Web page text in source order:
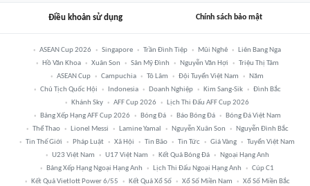
Điều khoản sử dụng Chính sách bảo mật
ASEAN Cup 2026 Singapore Trần Đình Tiệp Mũi Nghê
Liên Bang Nga
Hồ Văn Khoa
Xuân Son Sân Mỹ Đình Nguyễn Văn Hợi
Triệu Thị Tâm
ASEAN Cup
Campuchia Tô Lâm Đội Tuyển Việt Nam
Năm
Chủ Tịch Quốc Hội
Indonesia Doanh Nghiệp Kim Sang-Sik
Đình Bắc
Khánh Sky
AFF Cup 2026
Lịch Thi Đấu AFF Cup 2026
Bảng Xếp Hạng AFF Cup 2026
Bóng Đá Báo Bóng Đá
Bóng Đá Việt Nam
Thể Thao
Lionel Messi Lamine Yamal Nguyễn Xuân Son
Nguyễn Đình Bắc
Tin Thế Giới
Pháp Luật Xã Hội Tin Bão Tin Tức Giá Vàng
Tuyển Việt Nam
U23 Việt Nam
U17 Việt Nam Kết Quả Bóng Đá
Ngoại Hạng Anh
Bảng Xếp Hạng Ngoại Hạng Anh
Lịch Thi Đấu Ngoại Hạng Anh
Cúp C1
Kết Quả Vietlott Power 6/55
Kết Quả Xổ Số Xổ Số Miền Nam Xổ Số Miền Bắc